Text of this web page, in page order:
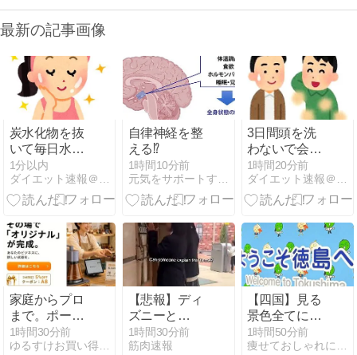
最新の記事画像
炭水化物を抜
いて毎日水を
2L飲むと、肌
の質が本当に
違う！
1分以内
ダイエット速報＠２ちゃんねる
自律神経を整
える⁉
1時間10分前
元気をサポートする集団のブログ
3日間頭を洗
わないで会社
に行ったワイ
の結果
1時間20分前
ダイエット速報＠２ちゃんねる
家庭からプロ
まで。ポータ
ブルレーザー
彫刻・カット
1時間30分前
ゆるすけお買い得ブログ
【悲報】ディ
ズニーと
USJ、JKのダ
ンス会場にな
1時間30分前
筋肉速報
【四国】見る
景色全てに恋
に落ちまし
た！
1時間50分前
痩せておしゃれになる方法 スマートクローゼット